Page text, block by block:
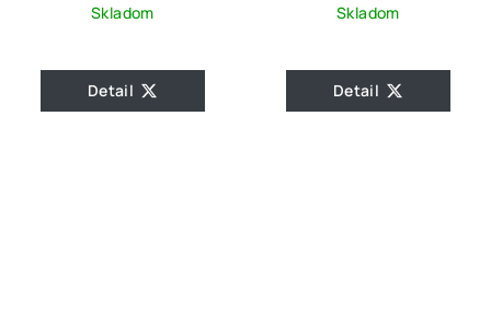
Skladom
Detail
Skladom
Detail